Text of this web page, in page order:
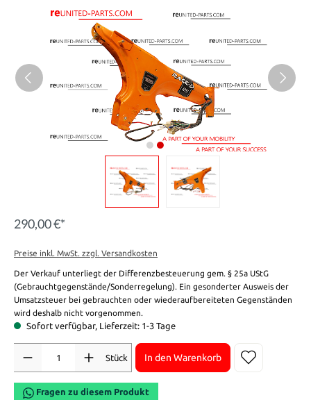
290,00 €*
Preise inkl. MwSt. zzgl. Versandkosten
Der Verkauf unterliegt der Differenzbesteuerung gem. § 25a UStG
(Gebrauchtgegenstände/Sonderregelung). Ein gesonderter Ausweis der
Umsatzsteuer bei gebrauchten oder wiederaufbereiteten Gegenständen
wird deshalb nicht vorgenommen.
Sofort verfügbar, Lieferzeit: 1-3 Tage
Stück
In den Warenkorb
Fragen zu diesem Produkt